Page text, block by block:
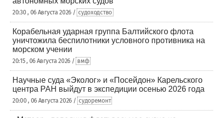
20:30 , 06 Августа 2026 / судоходство
Корабельная ударная группа Балтийского флота
уничтожила беспилотники условного противника на
морском учении
20:15 , 06 Августа 2026 / вмф
Научные суда «Эколог» и «Посейдон» Карельского
центра РАН выйдут в экспедиции осенью 2026 года
20:00 , 06 Августа 2026 / судоремонт